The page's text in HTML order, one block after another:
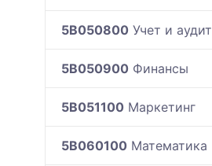
5B050800 Учет и аудит
5B050900 Финансы
5B051100 Маркетинг
5B060100 Математика